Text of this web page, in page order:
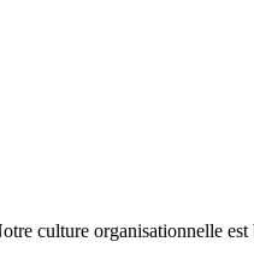
culture organisationnelle